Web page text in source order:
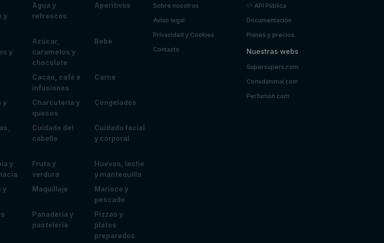
y
Agua y
refrescos
Aperitivos
y
Azúcar,
caramelos y
chocolate
Bebé
Cacao, café e
infusiones
Carne
y
Charcutería y
quesos
Congelados
Cuidado del
cabello
Cuidado facial
y corporal
y
Fruta y
verdura
Huevos, leche
y mantequilla
y
Maquillaje
Marisco y
pescado
Panadería y
pastelería
Pizzas y
platos
preparados
Sobre nosotros
Aviso legal
Privacidad y Cookies
Contacto
API Pública
Documentación
Planes y precios
Nuestras webs
Supersupers.com
Comidanimal.com
Perfumon.com